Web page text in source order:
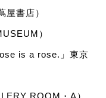
書店）
）
is a rose.」東京
ROOM・A）